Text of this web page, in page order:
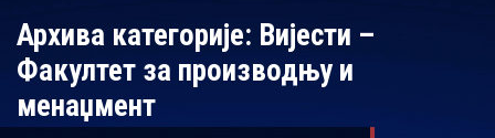
Архива категорије: Вијести –
Факултет за производњу и
менаџмент